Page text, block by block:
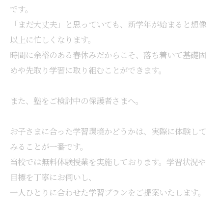
です。
「まだ大丈夫」と思っていても、新学年が始まると想像
以上に忙しくなります。
時間に余裕のある春休みだからこそ、落ち着いて基礎固
めや先取り学習に取り組むことができます。
また、塾をご検討中の保護者さまへ。
お子さまに合った学習環境かどうかは、実際に体験して
みることが一番です。
当校では無料体験授業を実施しております。学習状況や
目標を丁寧にお伺いし、
一人ひとりに合わせた学習プランをご提案いたします。